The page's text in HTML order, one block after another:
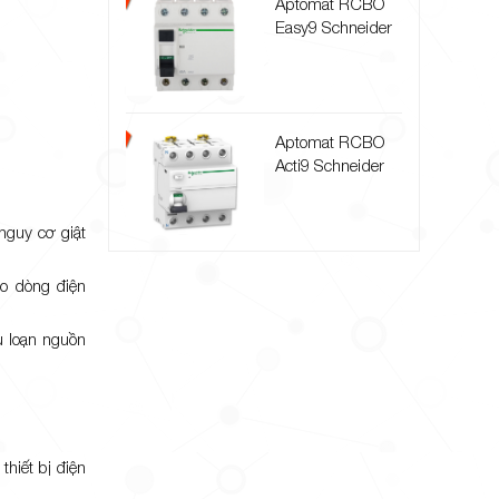
cơ giật
dòng điện
nguồn
bị điện
Easy9 Schneider
Aptomat RCBO
Acti9 Schneider